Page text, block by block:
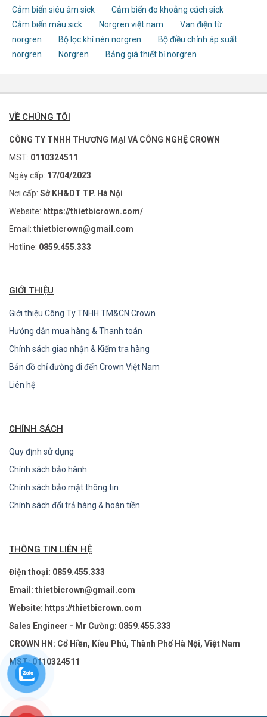
Cảm biến siêu âm sick
Cảm biến đo khoảng cách sick
Cảm biến màu sick
Norgren việt nam
Van điện từ
norgren
Bộ lọc khí nén norgren
Bộ điều chỉnh áp suất
norgren
Norgren Bảng giá thiết bị norgren
VỀ CHÚNG TÔI
CÔNG TY TNHH THƯƠNG MẠI VÀ CÔNG NGHỆ CROWN
MST: 0110324511
Ngày cấp: 17/04/2023
Nơi cấp: Sở KH&DT TP. Hà Nội
Website: https://thietbicrown.com/
Email: thietbicrown@gmail.com
Hotline: 0859.455.333
GIỚI THIỆU
Giới thiệu Công Ty TNHH TM&CN Crown
Hướng dẫn mua hàng & Thanh toán
Chính sách giao nhận & Kiểm tra hàng
Bản đồ chỉ đường đi đến Crown Việt Nam
Liên hệ
CHÍNH SÁCH
Quy định sử dụng
Chính sách bảo hành
Chính sách bảo mật thông tin
Chính sách đổi trả hàng & hoàn tiền
THÔNG TIN LIÊN HỆ
Điện thoại: 0859.455.333
Email: thietbicrown@gmail.com
Website: https://thietbicrown.com
Sales Engineer - Mr Cường: 0859.455.333
CROWN HN: Cổ Hiền, Kiều Phú, Thành Phố Hà Nội, Việt Nam
MST: 0110324511